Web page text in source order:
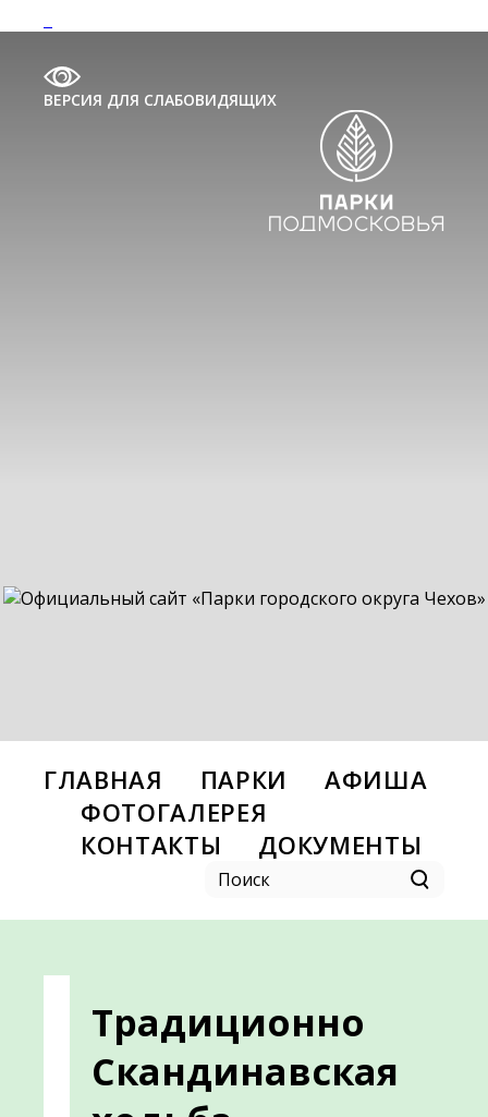
ВЕРСИЯ ДЛЯ СЛАБОВИДЯЩИХ
ГЛАВНАЯ ПАРКИ
АФИША
ФОТОГАЛЕРЕЯ
КОНТАКТЫ
ДОКУМЕНТЫ
Традиционно
Скандинавская